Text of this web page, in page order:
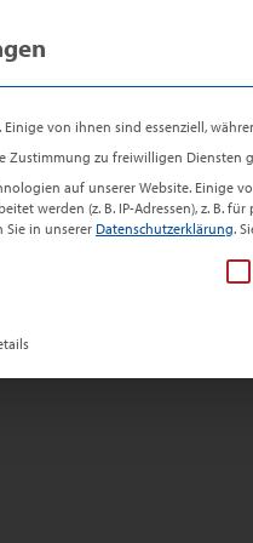
in Köln
2-Fam.-
von ihnen sind essenziell,
Zustimmung zu freiwilligen
auf unserer Website. Einige
werden (z. B. IP-Adressen), z. B.
Sie in unserer Datenschutzerklärung.
Gruppen, für die